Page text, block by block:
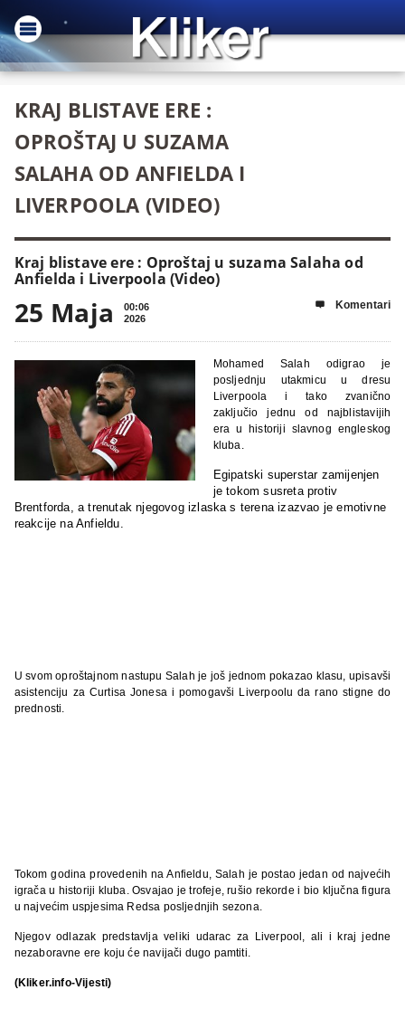
KRAJ BLISTAVE ERE :
OPROŠTAJ U SUZAMA
SALAHA OD ANFIELDA I
LIVERPOOLA (VIDEO)
Kraj blistave ere : Oproštaj u suzama Salaha od
Anfielda i Liverpoola (Video)
25 Maja
00:06
2026
 Komentari
Mohamed Salah odigrao je
posljednju utakmicu u dresu
Liverpoola i tako zvanično
zaključio jednu od najblistavijih
era u historiji slavnog engleskog
kluba.
Egipatski superstar zamijenjen
je tokom susreta protiv
Brentforda, a trenutak njegovog izlaska s terena izazvao je emotivne
reakcije na Anfieldu.
U svom oproštajnom nastupu Salah je još jednom pokazao klasu, upisavši
asistenciju za Curtisa Jonesa i pomogavši Liverpoolu da rano stigne do
prednosti.
Tokom godina provedenih na Anfieldu, Salah je postao jedan od najvećih
igrača u historiji kluba. Osvajao je trofeje, rušio rekorde i bio ključna figura
u najvećim uspjesima Redsa posljednjih sezona.
Njegov odlazak predstavlja veliki udarac za Liverpool, ali i kraj jedne
nezaboravne ere koju će navijači dugo pamtiti.
(Kliker.info-Vijesti)